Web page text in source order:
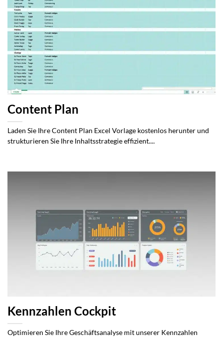
Content Plan
Laden Sie Ihre Content Plan Excel Vorlage kostenlos herunter und
strukturieren Sie Ihre Inhaltsstrategie effizient....
Kennzahlen Cockpit
Optimieren Sie Ihre Geschäftsanalyse mit unserer Kennzahlen